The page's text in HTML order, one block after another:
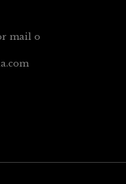
mail o